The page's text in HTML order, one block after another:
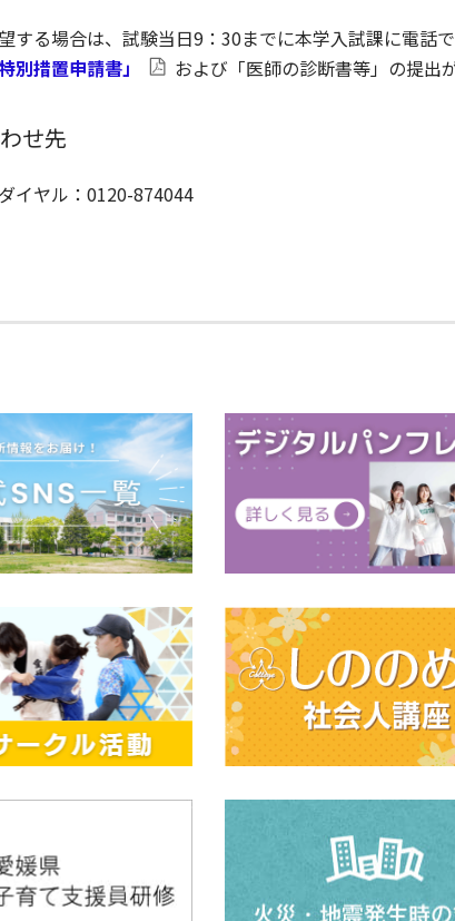
する場合は、試験当日9：30までに本学入試課に電話
特別措置申請書」 および「医師の診断書等」の提出
せ先
イヤル：0120-874044